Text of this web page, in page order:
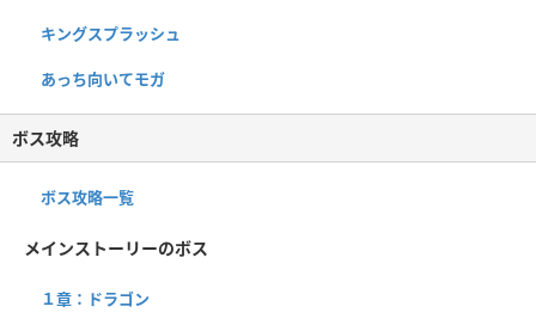
キングスプラッシュ
あっち向いてモガ
ボス攻略
ボス攻略一覧
メインストーリーのボス
１章：ドラゴン